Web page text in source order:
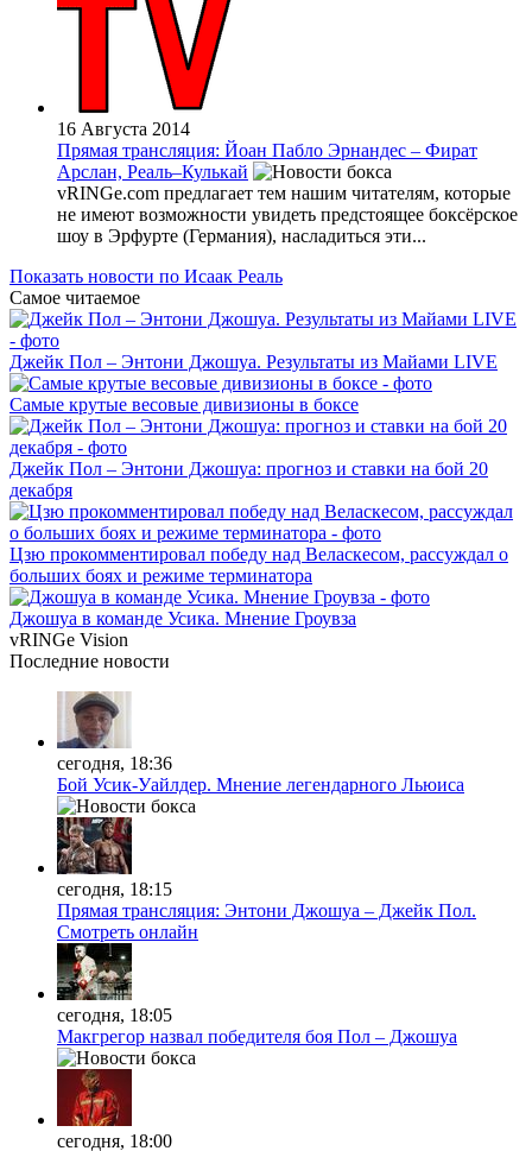
16 Августа 2014
Прямая трансляция: Йоан Пабло Эрнандес – Фират
Арслан, Реаль–Кулькай
vRINGe.com предлагает тем нашим читателям, которые
не имеют возможности увидеть предстоящее боксёрское
шоу в Эрфурте (Германия), насладиться эти...
Показать новости по Исаак Реаль
Самое читаемое
Джейк Пол – Энтони Джошуа. Результаты из Майами LIVE
Самые крутые весовые дивизионы в боксе
Джейк Пол – Энтони Джошуа: прогноз и ставки на бой 20
декабря
Цзю прокомментировал победу над Веласкесом, рассуждал о
больших боях и режиме терминатора
Джошуа в команде Усика. Мнение Гроувза
vRINGe Vision
Последние новости
сегодня, 18:36
Бой Усик-Уайлдер. Мнение легендарного Льюиса
сегодня, 18:15
Прямая трансляция: Энтони Джошуа – Джейк Пол.
Смотреть онлайн
сегодня, 18:05
Макгрегор назвал победителя боя Пол – Джошуа
сегодня, 18:00